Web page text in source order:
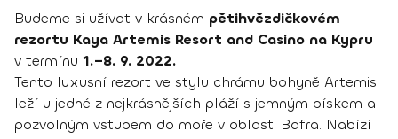
Budeme si užívat v krásném pětihvězdičkovém
rezortu Kaya Artemis Resort and Casino na Kypru
v termínu 1.–8. 9. 2022.
Tento luxusní rezort ve stylu chrámu bohyně Artemis
leží u jedné z nejkrásnějších pláží s jemným pískem a
pozvolným vstupem do moře v oblasti Bafra. Nabízí